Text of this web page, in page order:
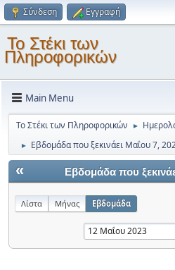
Σύνδεση Εγγραφή
Το Στέκι των
Πληροφορικών
Main Menu
Το Στέκι των Πληροφορικών ►
► Εβδομάδα που ξεκινάει Μαΐου 7,
« Εβδομάδα που
Λίστα Μήνας Εβδομάδα